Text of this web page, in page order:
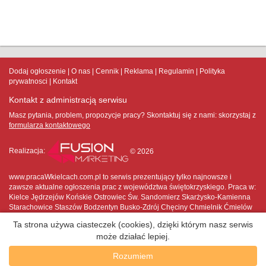
Dodaj ogłoszenie O nas Cennik Reklama Regulamin
Polityka
prywatnosci
Kontakt
Kontakt z administracją serwisu
Masz pytania, problem, propozycje pracy? Skontaktuj się z nami: skorzystaj z
formularza kontaktowego
Realizacja: © 2026
www.pracaWkielcach.com.pl to serwis prezentujący tylko najnowsze i
zawsze aktualne ogłoszenia prac z województwa świętokrzyskiego. Praca w:
Kielce Jędrzejów Końskie Ostrowiec Św. Sandomierz Skarżysko-Kamienna
Starachowice Staszów Bodzentyn Busko-Zdrój Chęciny Chmielnik Ćmielów
Koprzywnica Kunów Małogoszcz Opatów Osiek Ostrowiec Świętokrzyski
Ożarów Pińczów Połaniec Sandomierz Sędziszów Skalbmierz Skarżysko-
Kamienna Starachowice Staszów Stąporków Suchedniów Wąchock
Ta strona używa ciasteczek (cookies), dzięki którym nasz serwis
może działać lepiej.
Rozumiem